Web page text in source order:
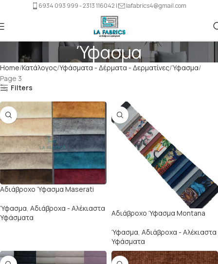
6934 093 999 - 2313 116042 | lafabrics4@gmail.com
Ύφασμα
Home Κατάλογος Υφάσματα - Δέρματα - Δερματίνες Ύφασμα
Page 3
Filters
Αδιάβροχο Ύφασμα Maserati
Ύφασμα, Αδιάβροχα - Αλέκιαστα
Υφάσματα
Αδιάβροχο Ύφασμα Montana
Ύφασμα, Αδιάβροχα - Αλέκιαστα
Υφάσματα